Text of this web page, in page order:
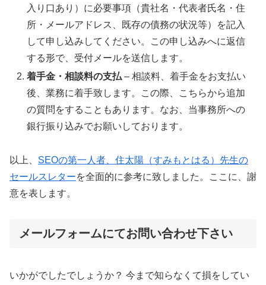
入り口あり）に必要事項（貴社名・代表者氏名・住
所・メールアドレス、既存の債務の状況等）を記入
して申し込みしてください。この申し込みへに返信
する形で、受付メールを送信します。
着手金・相談料の支払 – 相談料、着手金をお支払い
後、業務に着手致します。この際、こちらから追加
の質問をすることもあります。なお、当事務所への
銀行振り込みでお願いしております。
以上、 SEOの第一人者、住太陽（すみもとはる）先生の
セールスレターを全面的に参考に致しました。ここに、謝
意を表します。
メールフォームにてお問い合わせ下さい
いかがでしたでしょうか？ 今まで知らなくて損をしてい